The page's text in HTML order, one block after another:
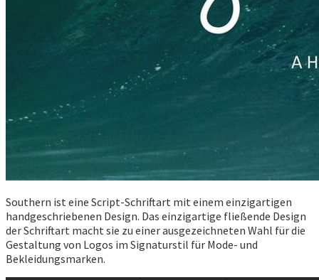
Southern ist eine Script-Schriftart mit einem einzigartigen
handgeschriebenen Design. Das einzigartige fließende Design
der Schriftart macht sie zu einer ausgezeichneten Wahl für die
Gestaltung von Logos im Signaturstil für Mode- und
Bekleidungsmarken.